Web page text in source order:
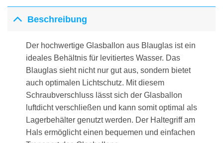
Beschreibung
Der hochwertige Glasballon aus Blauglas ist ein
ideales Behältnis für levitiertes Wasser. Das
Blauglas sieht nicht nur gut aus, sondern bietet
auch optimalen Lichtschutz. Mit diesem
Schraubverschluss lässt sich der Glasballon
luftdicht verschließen und kann somit optimal als
Lagerbehälter genutzt werden. Der Haltegriff am
Hals ermöglicht einen bequemen und einfachen